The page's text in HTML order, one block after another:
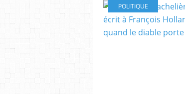
POLITIQUE